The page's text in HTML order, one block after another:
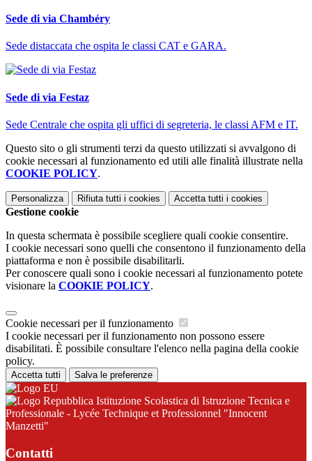
Sede di via Chambéry
Sede distaccata che ospita le classi CAT e GARA.
Sede di via Festaz
Sede Centrale che ospita gli uffici di segreteria, le classi AFM e IT.
Questo sito o gli strumenti terzi da questo utilizzati si avvalgono di
cookie necessari al funzionamento ed utili alle finalità illustrate nella
COOKIE POLICY.
Personalizza Rifiuta tutti i cookies Accetta tutti i cookies
Gestione cookie
In questa schermata è possibile scegliere quali cookie consentire.
I cookie necessari sono quelli che consentono il funzionamento della
piattaforma e non è possibile disabilitarli.
Per conoscere quali sono i cookie necessari al funzionamento potete
visionare la COOKIE POLICY.
Cookie necessari per il funzionamento
I cookie necessari per il funzionamento non possono essere
disabilitati. È possibile consultare l'elenco nella pagina della cookie
policy.
Accetta tutti Salva le preferenze
Istituzione Scolastica di Istruzione Tecnica e
Professionale - Lycée Technique et Professionnel "Innocent
Manzetti"
Contatti